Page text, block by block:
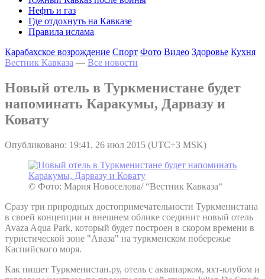
Нефть и газ
Где отдохнуть на Кавказе
Правила ислама
Карабахское возрождение Спорт Фото Видео Здоровье Кухня
Вестник Кавказа — Все новости
Новый отель в Туркменистане будет
напоминать Каракумы, Дарвазу и
Ковату
Опубликовано: 19:41, 26 июл 2015 (UTC+3 MSK)
© Фото: Мария Новоселова/ “Вестник Кавказа“
Сразу три природных достопримечательности Туркменистана
в своей концепции и внешнем облике соединит новый отель
Avaza Aqua Park, который будет построен в скором времени в
туристической зоне "Аваза" на туркменском побережье
Каспийского моря.
Как пишет Туркменистан.ру, отель с аквапарком, яхт-клубом и